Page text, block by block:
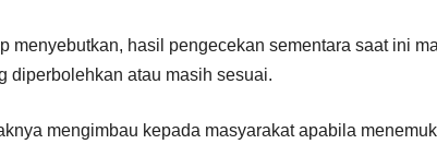
menyebutkan, hasil pengecekan sementara saat ini
diperbolehkan atau masih sesuai.
mengimbau kepada masyarakat apabila